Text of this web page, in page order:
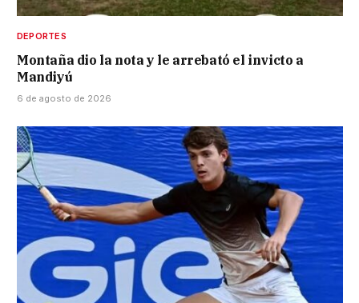
DEPORTES
Montaña dio la nota y le arrebató el invicto a
Mandiyú
6 de agosto de 2026